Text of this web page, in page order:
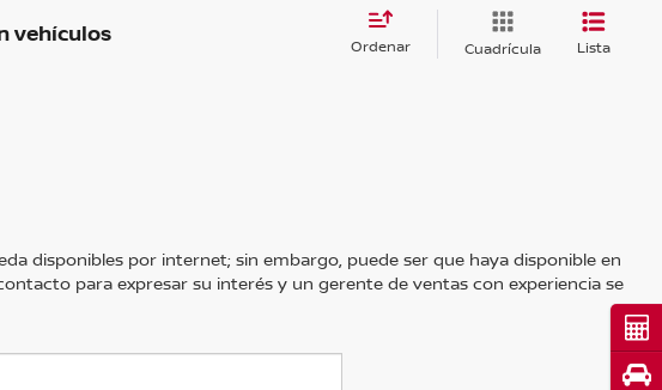
vehículos Ordenar Cuadrícula Lista
disponibles por internet; sin embargo, puede ser que haya disponible en
para expresar su interés y un gerente de ventas con experiencia se